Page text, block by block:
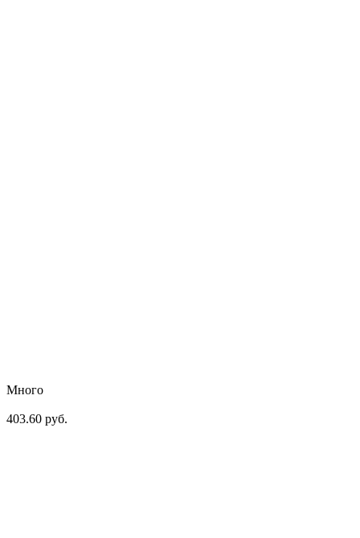
Много
403.60 руб.